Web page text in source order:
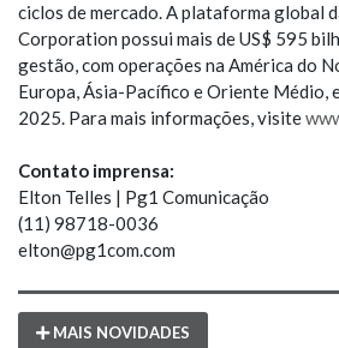
ciclos de mercado. A plataforma global
Corporation possui mais de US$ 595
gestão, com operações na América do
Europa, Ásia-Pacífico e Oriente Médio,
2025. Para mais informações, visite
Contato imprensa:
Elton Telles | Pg1 Comunicação
(11) 98718-0036
elton@pg1com.com
MAIS NOVIDADES